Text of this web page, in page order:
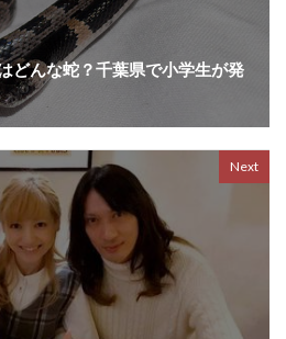
どんな蛇？千葉県で小学生が発
Next